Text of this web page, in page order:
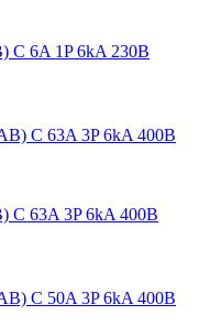
C 6A 1P 6kA 230В
C 63A 3P 6kA 400В